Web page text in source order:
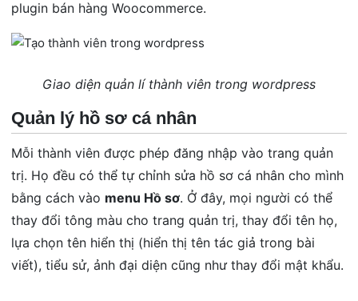
plugin bán hàng Woocommerce.
Giao diện quản lí thành viên trong wordpress
Quản lý hồ sơ cá nhân
Mỗi thành viên được phép đăng nhập vào trang quản
trị. Họ đều có thể tự chỉnh sửa hồ sơ cá nhân cho mình
bằng cách vào menu Hồ sơ. Ở đây, mọi người có thể
thay đổi tông màu cho trang quản trị, thay đổi tên họ,
lựa chọn tên hiển thị (hiển thị tên tác giả trong bài
viết), tiểu sử, ảnh đại diện cũng như thay đổi mật khẩu.